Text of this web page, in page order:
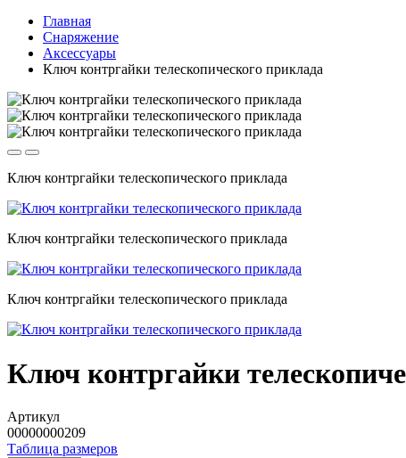
Главная
Снаряжение
Аксессуары
Ключ контргайки телескопического приклада
Ключ контргайки телескопического приклада
Ключ контргайки телескопического приклада
Ключ контргайки телескопического приклада
Ключ контргайки
Артикул
00000000209
Таблица размеров